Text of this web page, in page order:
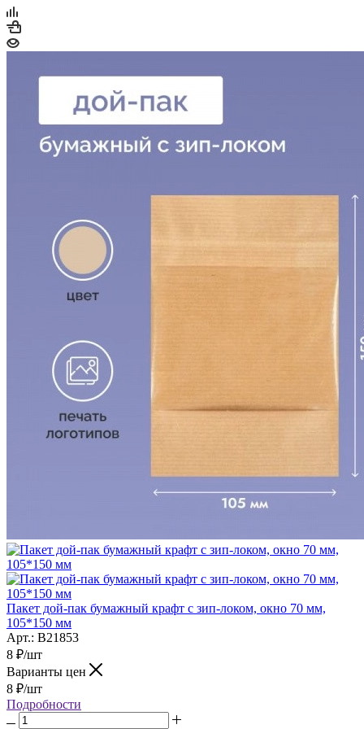
Пакет дой-пак бумажный крафт с зип-локом, окно 70 мм,
105*150 мм
Арт.: B21853
8 ₽/шт
Варианты цен
8 ₽/шт
Подробности